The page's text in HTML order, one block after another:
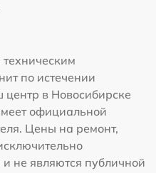
по истечении
в Новосибирске
официальной
Цены на ремонт,
не являются публичной